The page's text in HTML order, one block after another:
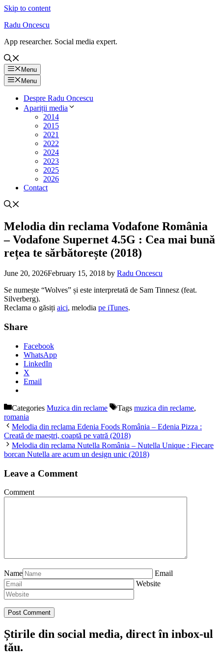
Skip to content
Radu Oncescu
App researcher. Social media expert.
Menu
Menu
Despre Radu Oncescu
Apariții media
2014
2015
2021
2022
2024
2023
2025
2026
Contact
Melodia din reclama Vodafone România
– Vodafone Supernet 4.5G : Cea mai bună
rețea te sărbătorește (2018)
June 20, 2026February 15, 2018 by Radu Oncescu
Se numește “Wolves” și este interpretată de Sam Tinnesz (feat.
Silverberg).
Reclama o găsiți aici, melodia pe iTunes.
Share
Facebook
WhatsApp
LinkedIn
X
Email
Categories Muzica din reclame Tags muzica din reclame,
romania
Melodia din reclama Edenia Foods România – Edenia Pizza :
Creată de maeștri, coaptă pe vatră (2018)
Melodia din reclama Nutella România – Nutella Unique : Fiecare
borcan Nutella are acum un design unic (2018)
Leave a Comment
Comment
Name
Email
Website
Știrile din social media, direct în inbox-ul
tău.